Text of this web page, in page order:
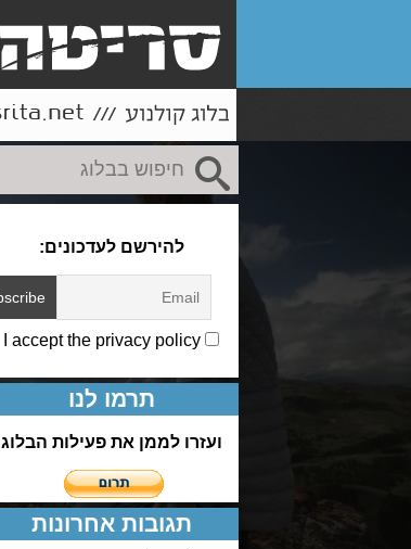
להירשם לעדכונים:
תרמו לנו
ועזרו לממן את פעילות הבלוג
תגובות אחרונות